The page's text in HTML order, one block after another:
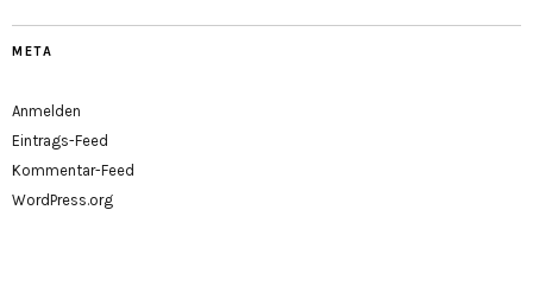
META
Anmelden
Eintrags-Feed
Kommentar-Feed
WordPress.org